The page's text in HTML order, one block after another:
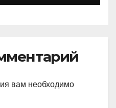
вам необходимо